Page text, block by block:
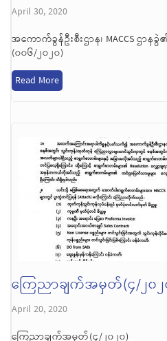
April 30, 2020
အကောက်ခွန်ဦးစီးဌာန၊ MACCS ဌာ
(၀၀၆/၂၀၂၀)
Read More
ကြေညာချက်အမှတ်(၄/၂၀၂
April 20, 2020
ကြေညာချက်အမှတ်(၄/၂၀၂၀)